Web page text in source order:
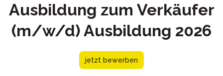
Ausbildung zum Verkäufer
(m/w/d) Ausbildung 2026
jetzt bewerben